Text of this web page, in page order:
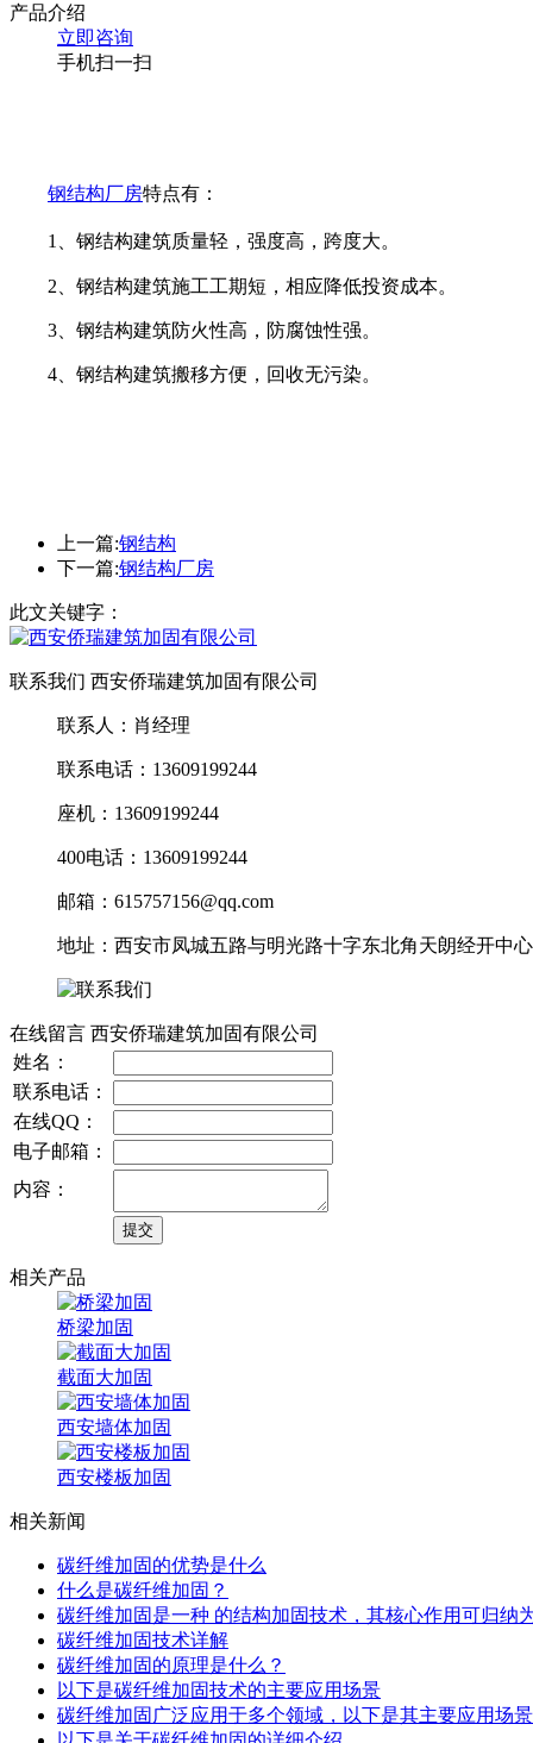
产品介绍
立即咨询
手机扫一扫
钢结构厂房特点有 ：
1、钢结构建筑质量轻，强度高，跨度大。
2、钢结构建筑施工工期短，相应降低投资成本。
3、钢结构建筑防火性高，防腐蚀性强。
4、钢结构建筑搬移方便，回收无污染。
上一篇:钢结构
下一篇:钢结构厂房
此文关键字：
联系我们 西安侨瑞建筑加固有限公司
联系人：肖经理
联系电话：13609199244
座机：13609199244
400电话：13609199244
邮箱：615757156@qq.com
地址：西安市凤城五路与明光路十字东北角天朗经开中
在线留言 西安侨瑞建筑加固有限公司
姓名：
联系电话：
在线QQ：
电子邮箱：
内容：
相关产品
桥梁加固
截面大加固
西安墙体加固
西安楼板加固
相关新闻
碳纤维加固的优势是什么
什么是碳纤维加固？
碳纤维加固是一种 的结构加固技术，其核心作用可归纳
碳纤维加固技术详解
碳纤维加固的原理是什么？
以下是碳纤维加固技术的主要应用场景
碳纤维加固广泛应用于多个领域，以下是其主要应用场景